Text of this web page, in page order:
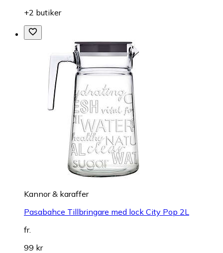
+2 butiker
Kannor & karaffer
Pasabahce Tillbringare med lock City Pop 2L
fr.
99 kr